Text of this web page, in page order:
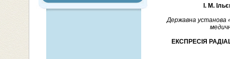
І. М.
Державна установа
ЕКСПРЕСІЯ